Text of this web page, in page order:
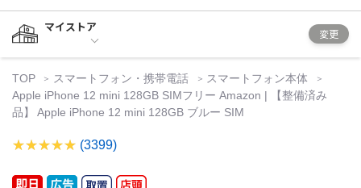
マイストア
変更
TOP スマートフォン・携帯電話
スマートフォン本体
Apple iPhone 12 mini 128GB SIMフリー Amazon | 【整備済み
品】 Apple iPhone 12 mini 128GB ブルー SIM
(3399)